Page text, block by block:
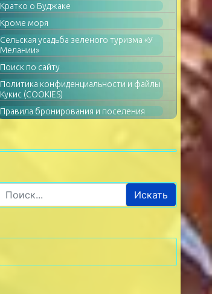
Кратко о Буджаке
Кроме моря
Сельская усадьба зеленого туризма «У
Мелании»
Поиск по сайту
Политика конфиденциальности и файлы
Кукис (COOKIES)
Правила бронирования и поселения
Искать